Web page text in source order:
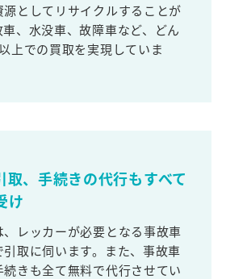
としてリサイクルすることが
、水没車、故障車など、どん
上での買取を実現していま
取、手続きの代行もすべて
け
、レッカーが必要となる事故車
取に伺います。また、事故車
きも全て無料で代行させてい